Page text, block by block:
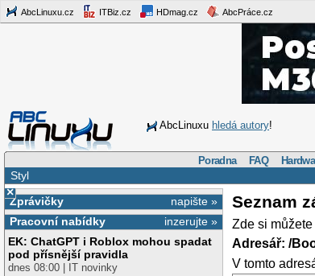
AbcLinuxu.cz ITBiz.cz HDmag.cz AbcPráce.cz
AbcLinuxu hledá autory!
Poradna FAQ
Styl
×
napište »
Zprávičky
inzerujte »
Pracovní nabídky
EK: ChatGPT i Roblox mohou spadat
pod přísnější pravidla
dnes 08:00 | IT novinky
Seznam
Zde si
Adresář: /
V tomto